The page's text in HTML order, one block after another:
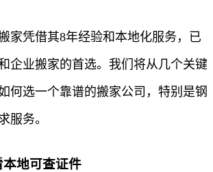
家凭借其8年经验和本地化服务，已
企业搬家的首选。我们将从几个关键
何选一个靠谱的搬家公司，特别是钢
服务。
地可查证件